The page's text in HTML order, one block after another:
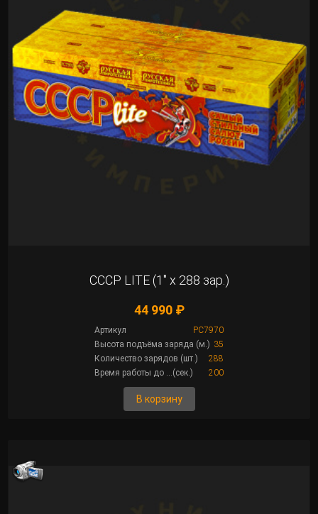
СССР LITE (1" х 288 зар.)
44 990 ₽
Артикул
РС7970
Высота подъёма заряда (м.) 35
Количество зарядов (шт.)
288
Время работы до ...(сек.)
200
В корзину